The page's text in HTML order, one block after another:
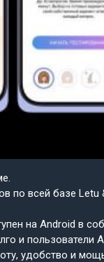
по всей базе Letu
на Android в
и пользователи
удобство и